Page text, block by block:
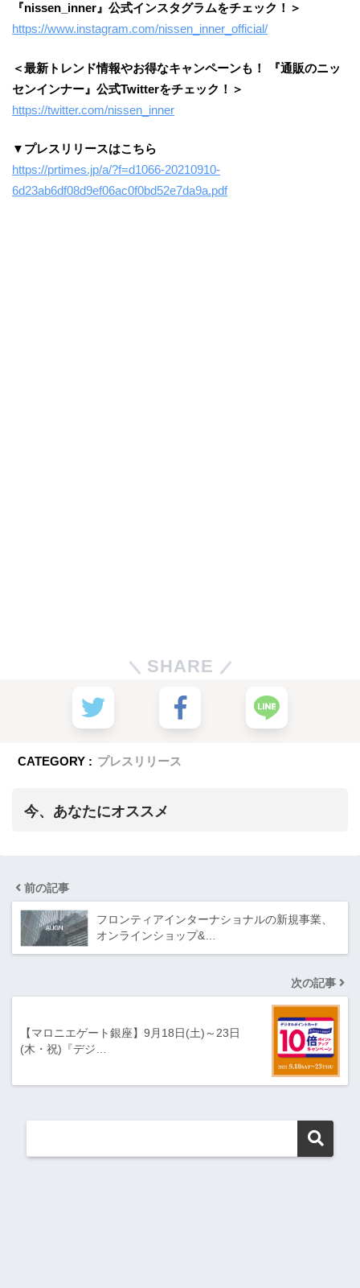
『nissen_inner』公式インスタグラムをチェック！＞
https://www.instagram.com/nissen_inner_official/
＜最新トレンド情報やお得なキャンペーンも！ 『通販のニッ
センインナー』公式Twitterをチェック！＞
https://twitter.com/nissen_inner
▼プレスリリースはこちら
https://prtimes.jp/a/?f=d1066-20210910-
6d23ab6df08d9ef06ac0f0bd52e7da9a.pdf
SHARE
CATEGORY : プレスリリース
今、あなたにオススメ
前の記事
フロンティアインターナショナルの新規事業、
オンラインショップ&…
次の記事
【マロニエゲート銀座】9月18日(土)～23日
(木・祝)『デジ…